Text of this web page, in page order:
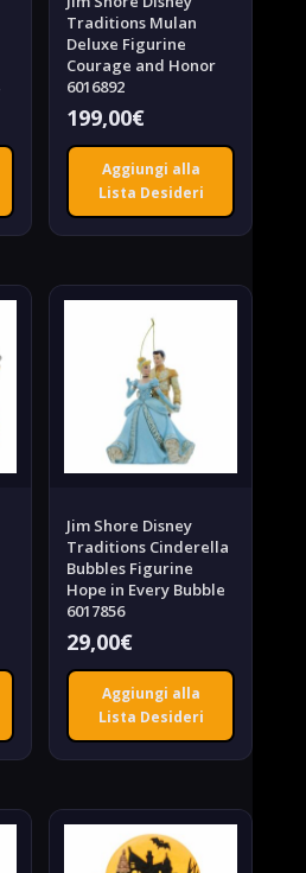
Traditions Mulan
Deluxe Figurine
Courage and Honor
6016892
199,00€
Aggiungi alla
Lista Desideri
Jim Shore Disney
Traditions Cinderella
Bubbles Figurine
Hope in Every Bubble
6017856
29,00€
Aggiungi alla
Lista Desideri